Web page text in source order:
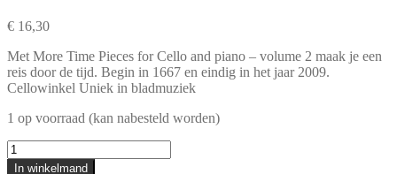
€ 16,30
Met More Time Pieces for Cello and piano – volume 2 maak je een
reis door de tijd. Begin in 1667 en eindig in het jaar 2009.
Cellowinkel Uniek in bladmuziek
1 op voorraad (kan nabesteld worden)
More
Time
In winkelmand